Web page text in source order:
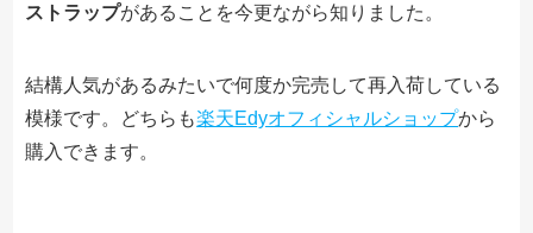
ストラップがあることを今更ながら知りました。
結構人気があるみたいで何度か完売して再入荷している
模様です。どちらも楽天Edyオフィシャルショップから
購入できます。